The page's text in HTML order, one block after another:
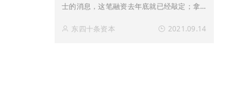
士的消息，这笔融资去年底就已经敲定；拿
比较有意思。一方面，有一条消息已经在VC
东四十条资本 2021.09.14